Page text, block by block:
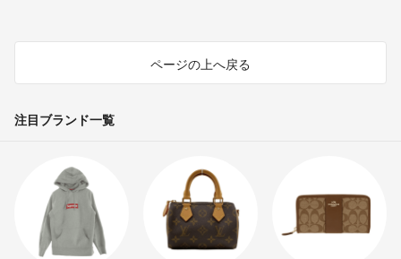
ページの上へ戻る
注目ブランド一覧